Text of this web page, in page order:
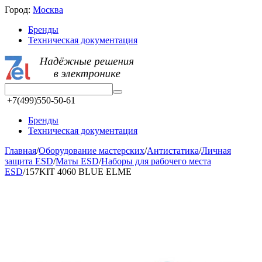
Город: Москва
Бренды
Техническая документация
+7(499)550-50-61
Бренды
Техническая документация
Главная/Оборудование мастерских/Aнтистатика/Личная
защита ESD/Маты ESD/Наборы для рабочего места
ESD/157KIT 4060 BLUE ELME